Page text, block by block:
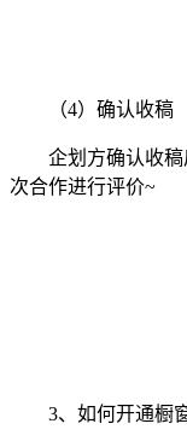
（4）确认收稿
企划方确认收稿
次合作进行评价~
3、如何开通橱窗